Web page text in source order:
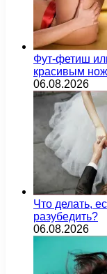
Фут-фетиш
красивым
06.08.2026
Что делать,
разубедить?
06.08.2026